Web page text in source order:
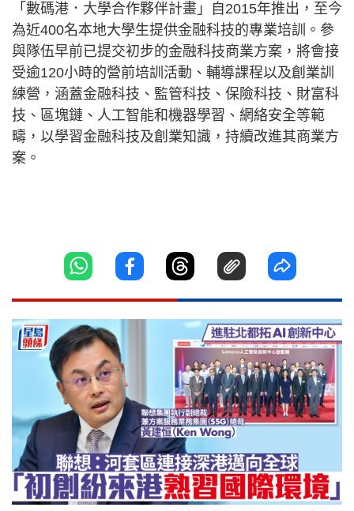
「數碼港．大學合作夥伴計畫」自2015年推出，至今
為近400名本地大學生提供金融科技的專業培訓。參
與隊伍早前已提交初步的金融科技商業方案，將會接
受逾120小時的營前培訓活動、輔導課程以及創業訓
練營，涵蓋金融科技、監管科技、保險科技、財富科
技、區塊鏈、人工智能和機器學習、網絡安全等範
疇，以學習金融科技及創業知識，持續改進其商業方
案。